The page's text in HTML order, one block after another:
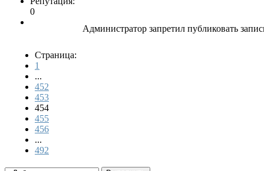
0
Администратор запретил публиковать
Страница:
1
...
452
453
454
455
456
...
492